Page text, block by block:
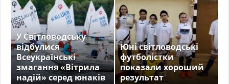
У Світловодську
відбулися
Всеукраїнські
змагання «Вітрила
надій» серед юнаків
Юні світловодські
футболістки
показали хороший
результат